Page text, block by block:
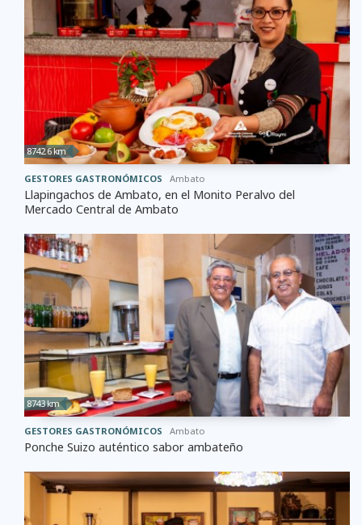
8742.6 km
GESTORES GASTRONÓMICOS Ambato
Llapingachos de Ambato, en el Monito Peralvo del
Mercado Central de Ambato
8743 km
GESTORES GASTRONÓMICOS Ambato
Ponche Suizo auténtico sabor ambateño